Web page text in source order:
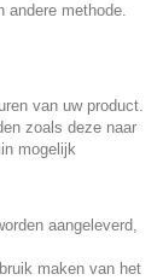
andere methode.
van uw product.
zoals deze naar
mogelijk
aangeleverd,
maken van het